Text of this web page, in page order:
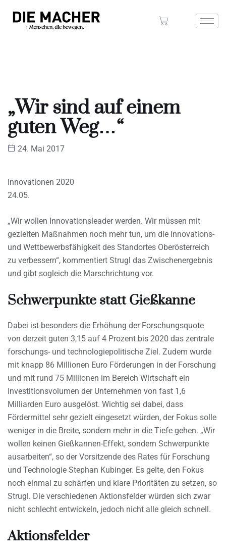
„Wir sind auf einem
guten Weg…“
24. Mai 2017
Innovationen 2020
24.05.
„Wir wollen Innovationsleader werden. Wir müssen mit
gezielten Maßnahmen noch mehr tun, um die Innovations-
und Wettbewerbsfähigkeit des Standortes Oberösterreich
zu verbessern“, kommentiert Strugl das Zwischenergebnis
und gibt sogleich die Marschrichtung vor.
Schwerpunkte statt Gießkanne
Dabei ist besonders die Erhöhung der Forschungsquote
von derzeit guten 3,15 auf 4 Prozent bis 2020 das zentrale
forschungs- und technologiepolitische Ziel. Zudem wurde
mit knapp 86 Millionen Euro Förderungen in der Forschung
und mit rund 75 Millionen im Bereich Wirtschaft ein
Investitionsvolumen der Unternehmen von fast 1,6
Milliarden Euro ausgelöst. Wichtig sei dabei, dass
Fördermittel sehr gezielt eingesetzt würden, der Fokus solle
weniger in die Breite, sondern mehr in die Tiefe gehen. „Wir
wollen keinen Gießkannen-Effekt, sondern Schwerpunkte
ausarbeiten“, so der Vorsitzende des Rates für Forschung
und Technologie Stephan Kubinger. Es gelte, den Fokus
noch einmal zu schärfen und klare Prioritäten zu setzen, so
Strugl. Die verschiedenen Aktionsfelder würden sich zwar
nicht schlecht entwickeln, jedoch nicht alle gleich schnell.
Aktionsfelder